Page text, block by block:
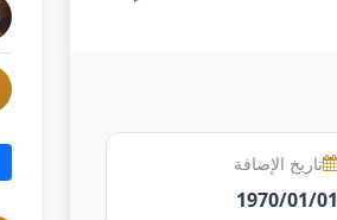
تاريخ الإضافة
1970/01/01